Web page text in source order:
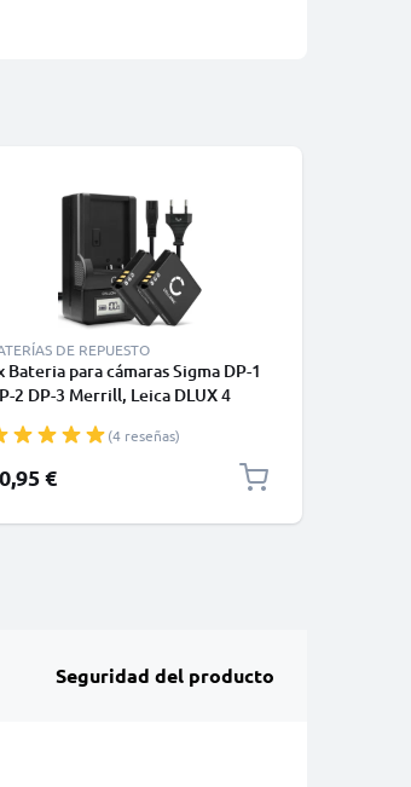
DE REPUESTO
Bateria para cámaras Sigma DP-1
2 DP-3 Merrill, Leica DLUX 4
- BP-DC4 BP-41 1100mAh +
rápido BC-DC4 Baterías
(4 reseñas)
€
Seguridad del producto